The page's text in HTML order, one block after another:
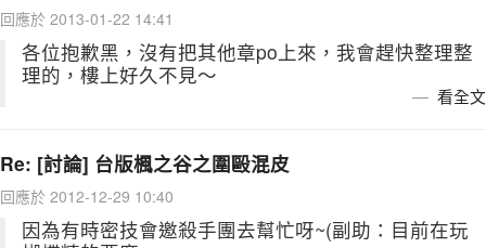
回應於 2013-01-22 14:41
各位抱歉黑，沒有把其他章po上來，我會趕快整理整
理的，樓上好久不見～
看全文
Re: [討論] 台版楓之谷之圍毆混皮
回應於 2012-12-29 10:40
因為有時密技會邀殺手團去幫忙呀~(副助：目前在玩